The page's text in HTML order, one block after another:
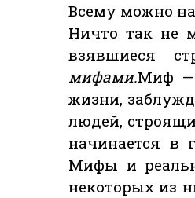
Всему можно
Ничто так не
взявшиеся
мифами.Миф —
жизни,
людей,
начинается в
Мифы и
некоторых из